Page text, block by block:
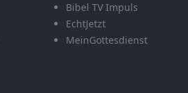
Bibel TV Impuls
EchtJetzt
MeinGottesdienst